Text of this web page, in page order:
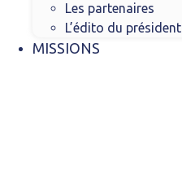
Les partenaires
L’édito du président
MISSIONS